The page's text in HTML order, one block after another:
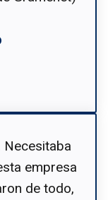
Necesitaba
empresa
de todo,